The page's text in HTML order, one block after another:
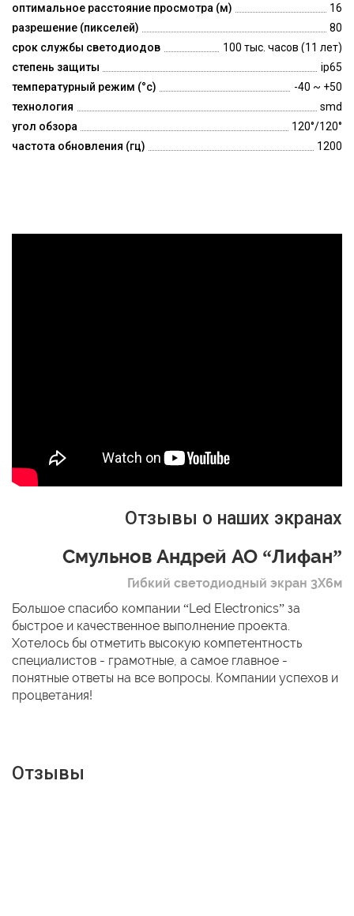
оптимальное расстояние просмотра (м)
16
разрешение (пикселей)
80
срок службы светодиодов
100 тыс. часов (11 лет)
степень защиты
ip65
температурный режим (°c)
-40 ~ +50
технология
smd
угол обзора
120°/120°
частота обновления (гц)
1200
Отзывы о наших экранах
Смульнов Андрей АО “Лифан”
Гибкий светодиодный экран 3Х6м
Большое спасибо компании “Led Electronics” за
быстрое и качественное выполнение проекта.
Хотелось бы отметить высокую компетентность
специалистов - грамотные, а самое главное -
понятные ответы на все вопросы. Компании успехов и
процветания!
Отзывы